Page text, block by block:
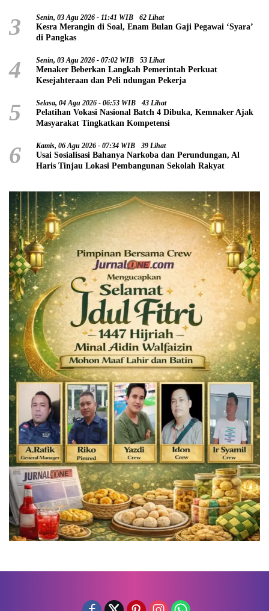
3 Senin, 03 Agu 2026 - 11:41 WIB 62 Lihat
Kesra Merangin di Soal, Enam Bulan Gaji Pegawai ‘Syara’
di Pangkas
4 Senin, 03 Agu 2026 - 07:02 WIB 53 Lihat
Menaker Beberkan Langkah Pemerintah Perkuat
Kesejahteraan dan Peli ndungan Pekerja
5 Selasa, 04 Agu 2026 - 06:53 WIB 43 Lihat
Pelatihan Vokasi Nasional Batch 4 Dibuka, Kemnaker Ajak
Masyarakat Tingkatkan Kompetensi
6 Kamis, 06 Agu 2026 - 07:34 WIB 39 Lihat
Usai Sosialisasi Bahanya Narkoba dan Perundungan, Al
Haris Tinjau Lokasi Pembangunan Sekolah Rakyat